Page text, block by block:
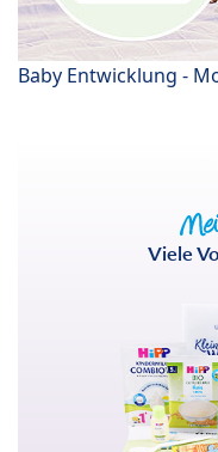
Baby Entwicklung -
Viele